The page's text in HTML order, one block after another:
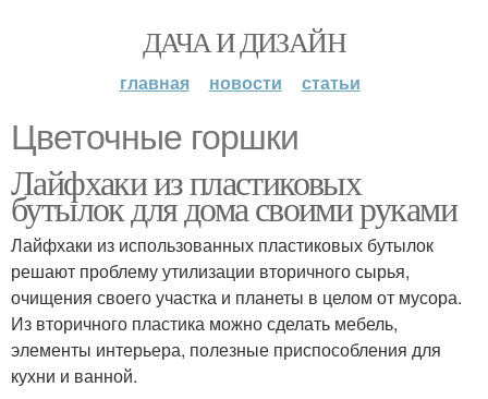
ДАЧА И ДИЗАЙН
главная новости статьи
Цветочные горшки
Лайфхаки из пластиковых
бутылок для дома своими руками
Лайфхаки из использованных пластиковых бутылок
решают проблему утилизации вторичного сырья,
очищения своего участка и планеты в целом от мусора.
Из вторичного пластика можно сделать мебель,
элементы интерьера, полезные приспособления для
кухни и ванной.